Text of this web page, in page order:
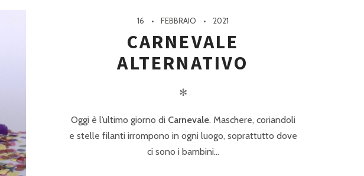
16 FEBBRAIO 2021
CARNEVALE
ALTERNATIVO
✻
Oggi è l’ultimo giorno di Carnevale. Maschere, coriandoli
e stelle filanti irrompono in ogni luogo, soprattutto dove
ci sono i bambini...